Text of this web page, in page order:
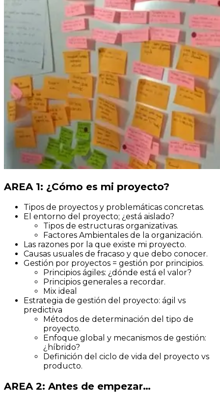
AREA 1: ¿Cómo es mi proyecto?
Tipos de proyectos y problemáticas concretas.
El entorno del proyecto; ¿está aislado?
Tipos de estructuras organizativas.
Factores Ambientales de la organización.
Las razones por la que existe mi proyecto.
Causas usuales de fracaso y que debo conocer.
Gestión por proyectos = gestión por principios.
Principios ágiles: ¿dónde está el valor?
Principios generales a recordar.
Mix ideal
Estrategia de gestión del proyecto: ágil vs
predictiva
Métodos de determinación del tipo de
proyecto.
Enfoque global y mecanismos de gestión:
¿híbrido?
Definición del ciclo de vida del proyecto vs
producto.
AREA 2: Antes de empezar…